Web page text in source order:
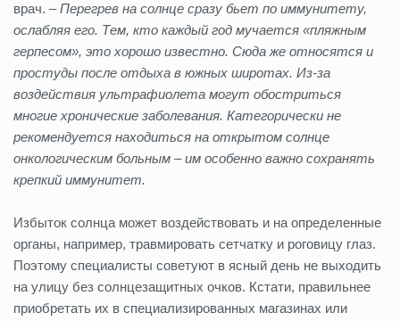
врач. –Перегрев на солнце сразу бьет по иммунитету,
ослабляя его. Тем, кто каждый год мучается «пляжным
герпесом», это хорошо известно. Сюда же относятся и
простуды после отдыха в южных широтах. Из-за
воздействия ультрафиолета могут обостриться
многие хронические заболевания. Категорически не
рекомендуется находиться на открытом солнце
онкологическим больным – им особенно важно сохранять
крепкий иммунитет.
Избыток солнца может воздействовать и на определенные
органы, например, травмировать сетчатку и роговицу глаз.
Поэтому специалисты советуют в ясный день не выходить
на улицу без солнцезащитных очков. Кстати, правильнее
приобретать их в специализированных магазинах или